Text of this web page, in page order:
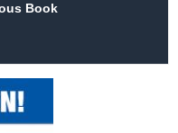
Book